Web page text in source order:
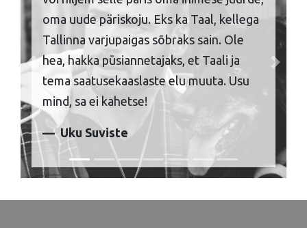
oma uude päriskoju. Eks ka Taal, kellega
Tallinna varjupaigas sõbraks sain. Ole
hea, hakka püsiannetajaks, et Taali ja
tema saatusekaaslaste elu muuta. Usu
mind, sa ei kahetse!
Uku Suviste
Previous Next